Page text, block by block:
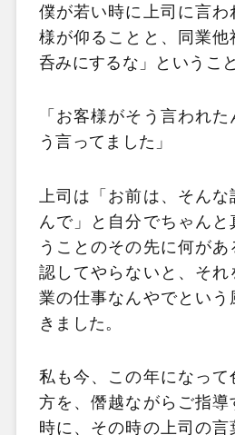
僕が若い時に上司に言わ
様が仰ることと、同業
呑みにするな」というこ
「お客様がそう言われ
う言ってました」
上司は「お前は、そん
んで」と自分でちゃん
うことのその先に何が
認してやらないと、それ
業の仕事なんやでとい
きました。
私も今、この年になっ
方を、僭越ながらご指導
時に、その時の上司の言